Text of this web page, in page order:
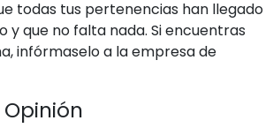
todas tus pertenencias han llegado
y que no falta nada. Si encuentras
infórmaselo a la empresa de